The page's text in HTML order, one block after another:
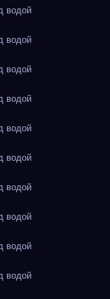
водой
водой
водой
водой
водой
водой
водой
водой
водой
водой